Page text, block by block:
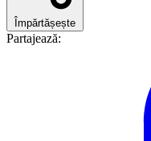
Împărtășește
Partajează: